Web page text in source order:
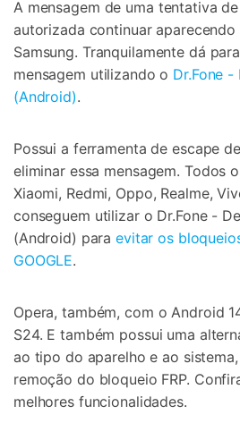
50M+ usuários, 17+ anos
Desbloqueie e repare seu
Recupere, proteja e
Tecnologia de IA, sem
A mensagem de uma tentativa
autorizada continuar aparecendo
Samsung. Tranquilamente dá
mensagem utilizando o Dr.Fone -
(Android).
Possui a ferramenta de escape
eliminar essa mensagem. Todos
Xiaomi, Redmi, Oppo, Realme,
conseguem utilizar o Dr.Fone -
(Android) paraevitar os
GOOGLE.
Opera, também, com o Android
S24. E também possui uma
ao tipo do aparelho e ao
remoção do bloqueio FRP.
melhores funcionalidades.